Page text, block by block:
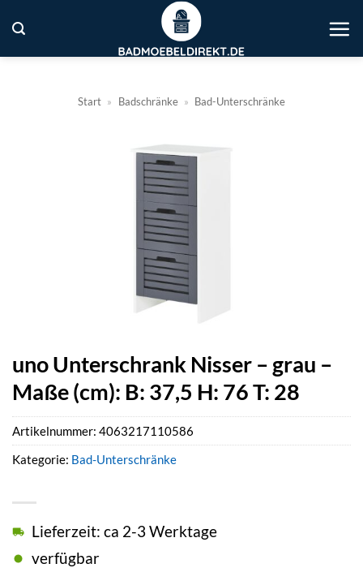
Inhalt
springen
Start » Badschränke » Bad-Unterschränke
uno Unterschrank Nisser – grau –
Maße (cm): B: 37,5 H: 76 T: 28
Lieferzeit: ca 2-3 Werktage
verfügbar
Artikelnummer: 4063217110586
Kategorie: Bad-Unterschränke